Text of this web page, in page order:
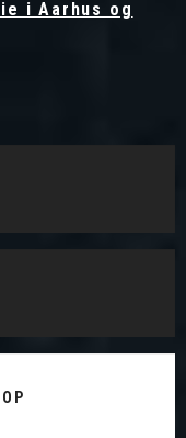
i Aarhus og